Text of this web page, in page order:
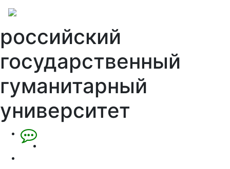
российский
государственный
гуманитарный
университет